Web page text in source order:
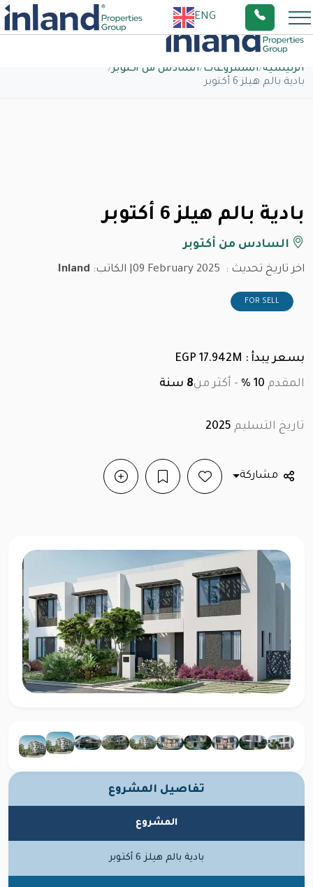
ENG
الرئيسية/المشروعات/السادس من أكتوبر/
بادية بالم هيلز 6 أكتوبر
بادية بالم هيلز 6 أكتوبر
السادس من أكتوبر
اخر تاريخ تحديث : 09 February 2025 | الكاتب: Inland
FOR SELL
بسعر يبدأ : EGP 17.942M
المقدم 10 %
- أكثر من8 سنة
تاريخ التسليم 2025
مشاركة
تفاصيل المشروع
المشروع
بادية بالم هيلز 6 أكتوبر